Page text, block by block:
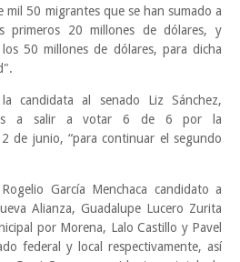
mil 50 migrantes que se han sumado a
primeros 20 millones de dólares, y
50 millones de dólares, para dicha
candidata al senado Liz Sánchez,
a salir a votar 6 de 6 por la
de junio, “para continuar el segundo
García Menchaca candidato a
Alianza, Guadalupe Lucero Zurita
por Morena, Lalo Castillo y Pavel
federal y local respectivamente, así